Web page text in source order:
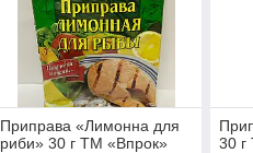
Приправа «Лимонна для
риби» 30 г ТМ «Впрок»
30